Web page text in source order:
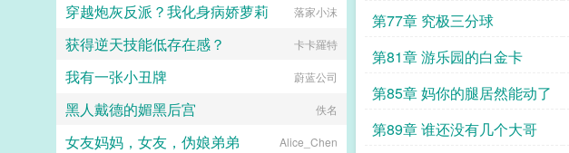
第77章 究极三分球
第81章 游乐园的白金卡
第85章 妈你的腿居然能动了
第89章 谁还没有几个大哥
穿越炮灰反派？我化身病娇萝莉 落家小沫
获得逆天技能低存在感？ 卡卡羅特
我有一张小丑牌 蔚蓝公司
黑人戴德的媚黑后宫 佚名
女友妈妈，女友，伪娘弟弟 Alice_Chen